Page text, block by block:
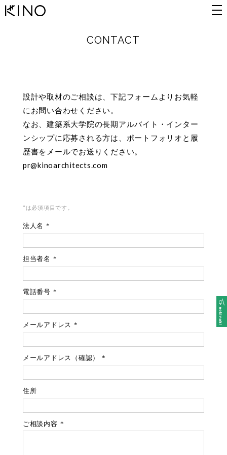
CONTACT
設計や取材のご相談は、下記フォームよりお気軽
にお問い合わせください。
なお、建築系大学院の長期アルバイト・インター
ンシップに応募される方は、ポートフォリオと履
歴書をメールでお送りください。
pr@kinoarchitects.com
*は必須項目です。
法人名 *
担当者名 *
電話番号 *
メールアドレス *
メールアドレス（確認） *
住所
ご相談内容 *